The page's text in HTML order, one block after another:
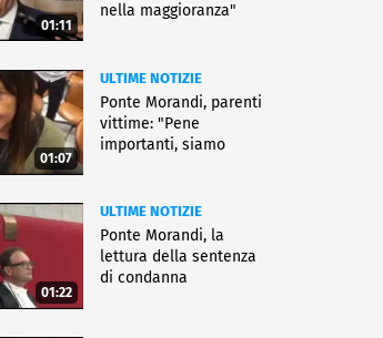
01:11
nella maggioranza"
01:07
ULTIME NOTIZIE
Ponte Morandi, parenti
vittime: "Pene
importanti, siamo
01:22
ULTIME NOTIZIE
Ponte Morandi, la
lettura della sentenza
di condanna